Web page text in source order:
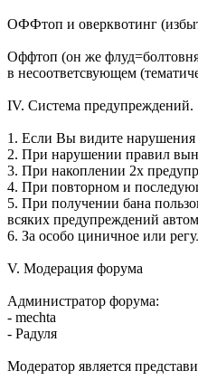
ОФФтоп и оверквотинг
Оффтоп (он же
в несоответсвующем
IV. Система предупреждений.
1. Если Вы видите нарушения
2. При нарушении правил
3. При накоплении 2х
4. При повторном и
5. При получении бана
всяких предупреждений
6. За особо циничное или
V. Модерация форума
Администратор форума:
- mechta
- Радуля
Модератор является